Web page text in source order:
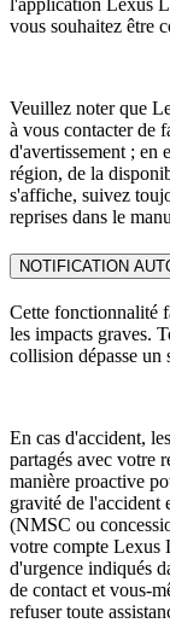
l'application Lexus
vous souhaitez être
Veuillez noter que
à vous contacter de
d'avertissement ; en
région, de la
s'affiche, suivez
reprises dans le
NOTIFICATION
Cette fonctionnalité
les impacts graves.
collision dépasse un
En cas d'accident,
partagés avec votre
manière proactive
gravité de l'accident
(NMSC ou
votre compte Lexus
d'urgence indiqués
de contact et vous-
refuser toute